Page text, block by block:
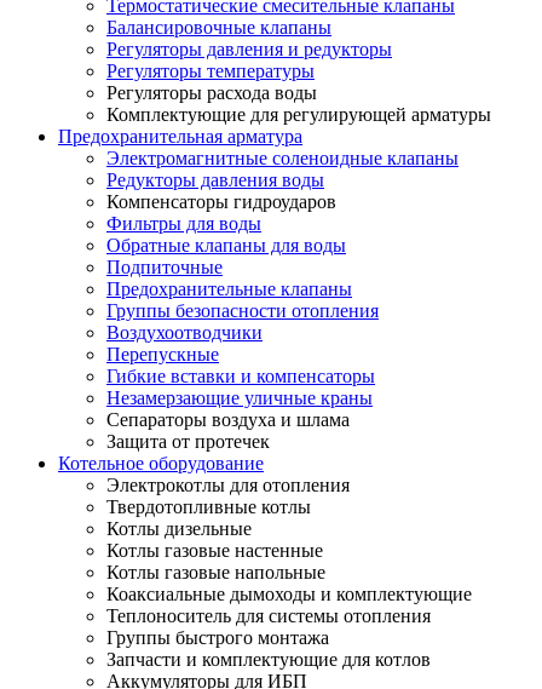
Термостатические смесительные клапаны
Балансировочные клапаны
Регуляторы давления и редукторы
Регуляторы температуры
Регуляторы расхода воды
Комплектующие для регулирующей арматуры
Предохранительная арматура
Электромагнитные соленоидные клапаны
Редукторы давления воды
Компенсаторы гидроударов
Фильтры для воды
Обратные клапаны для воды
Подпиточные
Предохранительные клапаны
Группы безопасности отопления
Воздухоотводчики
Перепускные
Гибкие вставки и компенсаторы
Незамерзающие уличные краны
Сепараторы воздуха и шлама
Защита от протечек
Котельное оборудование
Электрокотлы для отопления
Твердотопливные котлы
Котлы дизельные
Котлы газовые настенные
Котлы газовые напольные
Коаксиальные дымоходы и комплектующие
Теплоноситель для системы отопления
Группы быстрого монтажа
Запчасти и комплектующие для котлов
Аккумуляторы для ИБП